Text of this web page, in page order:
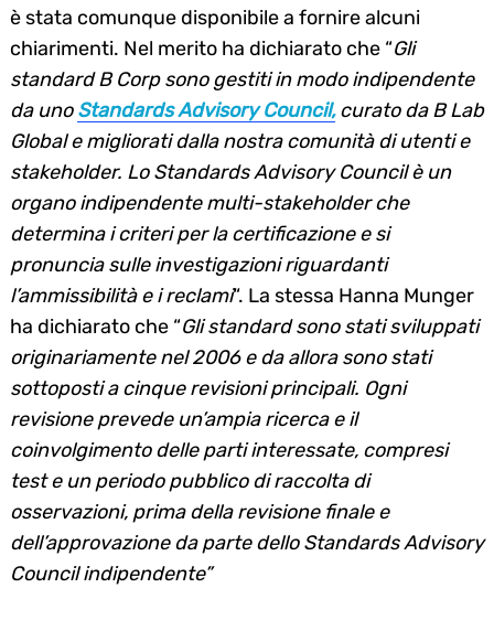
è stata comunque disponibile a fornire alcuni
chiarimenti. Nel merito ha dichiarato che “Gli
standard B Corp sono gestiti in modo indipendente
da unoStandards Advisory Council,curato da B Lab
Global e migliorati dalla nostra comunità di utenti e
stakeholder. Lo Standards Advisory Council è un
organo indipendente multi-stakeholder che
determina i criteri per la certificazione e si
pronuncia sulle investigazioni riguardanti
l’ammissibilità e i reclami“. La stessa Hanna Munger
ha dichiarato che “Gli standard sono stati sviluppati
originariamente nel 2006 e da allora sono stati
sottoposti a cinque revisioni principali. Ogni
revisione prevede un’ampia ricerca e il
coinvolgimento delle parti interessate, compresi
test e un periodo pubblico di raccolta di
osservazioni, prima della revisione finale e
dell’approvazione da parte dello Standards Advisory
Council indipendente”